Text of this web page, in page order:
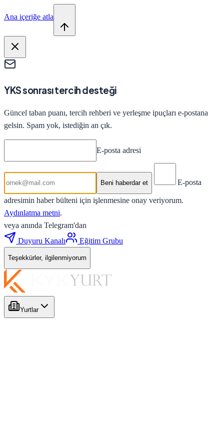
Ana içeriğe atla
YKS sonrası tercih desteği
Güncel taban puanı, tercih rehberi ve yerleşme ipuçları e-postana
gelsin. Spam yok, istediğin an çık.
E-posta adresi
Beni haberdar et E-posta
adresimin haber bülteni için işlenmesine onay veriyorum.
Aydınlatma metni.
veya anında Telegram'dan
Duyuru Kanalı
Eğitim Grubu
Teşekkürler, ilgilenmiyorum
Yurtlar